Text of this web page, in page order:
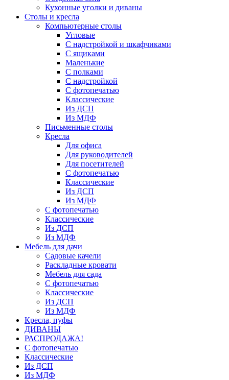
Кухонные уголки и диваны
Столы и кресла
Компьютерные столы
Угловые
С надстройкой и шкафчиками
С ящиками
Маленькие
С полками
С надстройкой
С фотопечатью
Классические
Из ДСП
Из МДФ
Письменные столы
Кресла
Для офиса
Для руководителей
Для посетителей
С фотопечатью
Классические
Из ДСП
Из МДФ
С фотопечатью
Классические
Из ДСП
Из МДФ
Мебель для дачи
Садовые качели
Раскладные кровати
Мебель для сада
С фотопечатью
Классические
Из ДСП
Из МДФ
Кресла, пуфы
ДИВАНЫ
РАСПРОДАЖА!
С фотопечатью
Классические
Из ДСП
Из МДФ